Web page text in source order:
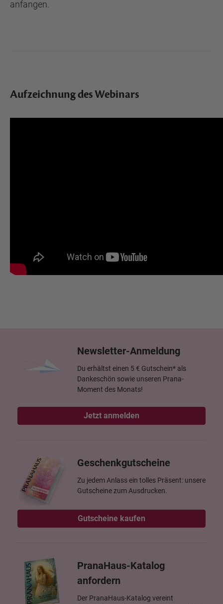
anfangen.
Aufzeichnung des Webinars
Newsletter-Anmeldung
Du erhältst einen 5 € Gutschein* als
Dankeschön sowie unseren Prana-
Moment des Monats!
Jetzt anmelden
Geschenkgutscheine
Zu jedem Anlass ein tolles Präsent: unsere
Gutscheine zum Ausdrucken.
Gutscheine kaufen
PranaHaus-Katalog
anfordern
Der PranaHaus-Katalog vereint